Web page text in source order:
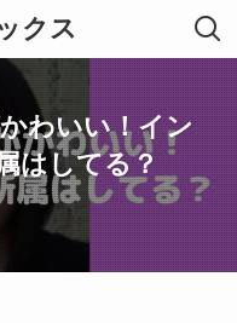
クス
わいい！イン
はしてる？